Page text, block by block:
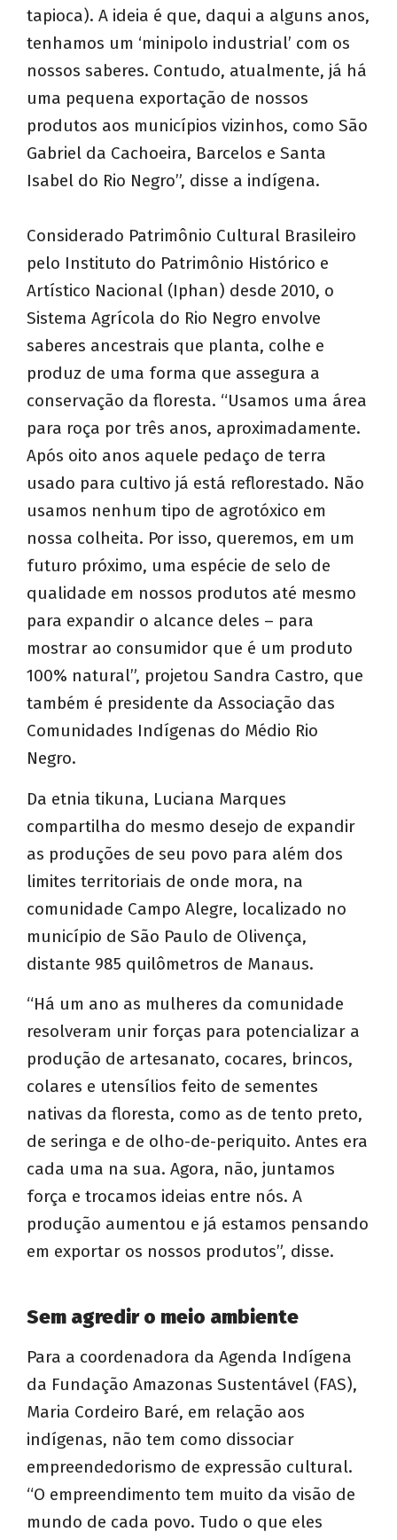
tapioca). A ideia é que, daqui a alguns anos,
tenhamos um ‘minipolo industrial’ com os
nossos saberes. Contudo, atualmente, já há
uma pequena exportação de nossos
produtos aos municípios vizinhos, como São
Gabriel da Cachoeira, Barcelos e Santa
Isabel do Rio Negro”, disse a indígena.
Considerado Patrimônio Cultural Brasileiro
pelo Instituto do Patrimônio Histórico e
Artístico Nacional (Iphan) desde 2010, o
Sistema Agrícola do Rio Negro envolve
saberes ancestrais que planta, colhe e
produz de uma forma que assegura a
conservação da floresta. “Usamos uma área
para roça por três anos, aproximadamente.
Após oito anos aquele pedaço de terra
usado para cultivo já está reflorestado. Não
usamos nenhum tipo de agrotóxico em
nossa colheita. Por isso, queremos, em um
futuro próximo, uma espécie de selo de
qualidade em nossos produtos até mesmo
para expandir o alcance deles – para
mostrar ao consumidor que é um produto
100% natural”, projetou Sandra Castro, que
também é presidente da Associação das
Comunidades Indígenas do Médio Rio
Negro.
Da etnia tikuna, Luciana Marques
compartilha do mesmo desejo de expandir
as produções de seu povo para além dos
limites territoriais de onde mora, na
comunidade Campo Alegre, localizado no
município de São Paulo de Olivença,
distante 985 quilômetros de Manaus.
“Há um ano as mulheres da comunidade
resolveram unir forças para potencializar a
produção de artesanato, cocares, brincos,
colares e utensílios feito de sementes
nativas da floresta, como as de tento preto,
de seringa e de olho-de-periquito. Antes era
cada uma na sua. Agora, não, juntamos
força e trocamos ideias entre nós. A
produção aumentou e já estamos pensando
em exportar os nossos produtos”, disse.
Sem agredir o meio ambiente
Para a coordenadora da Agenda Indígena
da Fundação Amazonas Sustentável (FAS),
Maria Cordeiro Baré, em relação aos
indígenas, não tem como dissociar
empreendedorismo de expressão cultural.
“O empreendimento tem muito da visão de
mundo de cada povo. Tudo o que eles